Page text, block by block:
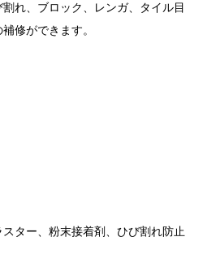
れ、ブロック、レンガ、タイル目
修ができます。
ター、粉末接着剤、ひび割れ防止